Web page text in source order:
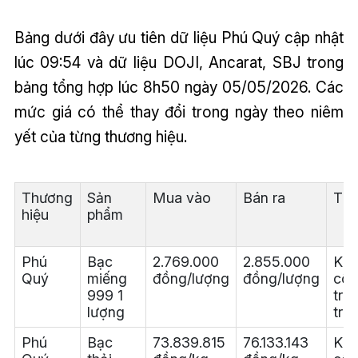
Bảng dưới đây ưu tiên dữ liệu Phú Quý cập nhật
lúc 09:54 và dữ liệu DOJI, Ancarat, SBJ trong
bảng tổng hợp lúc 8h50 ngày 05/05/2026. Các
mức giá có thể thay đổi trong ngày theo niêm
yết của từng thương hiệu.
Thương
hiệu
Sản
phẩm
Mua vào Bán ra
Phú
Quý
Bạc
miếng
999 1
lượng
2.769.000
đồng/lượng
2.855.000
đồng/lượng
Phú
Bạc
73.839.815
76.133.143